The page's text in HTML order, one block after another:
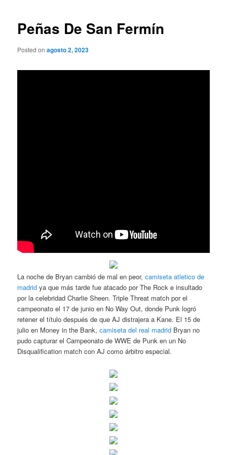
Peñas De San Fermín
Posted onagosto 2, 2023
La noche de Bryan cambió de mal en peor,camiseta atletico de
madrid ya que más tarde fue atacado por The Rock e insultado
por la celebridad Charlie Sheen. Triple Threat match por el
campeonato el 17 de junio en No Way Out, donde Punk logró
retener el título después de que AJ distrajera a Kane. El 15 de
julio en Money in the Bank,camiseta del real madrid Bryan no
pudo capturar el Campeonato de WWE de Punk en un No
Disqualification match con AJ como árbitro especial.